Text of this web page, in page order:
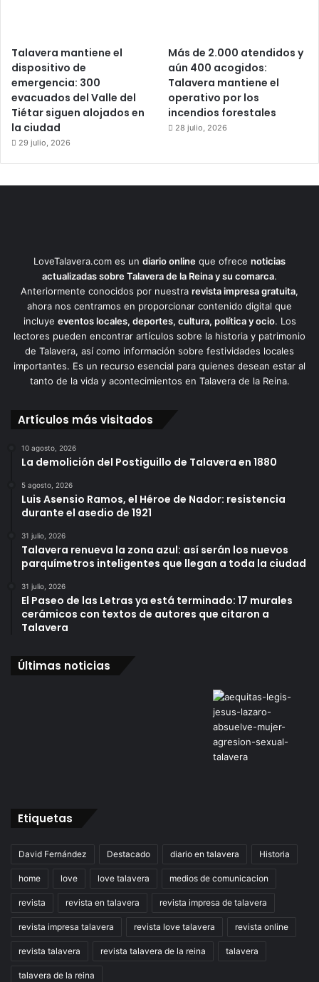
Talavera mantiene el
dispositivo de
emergencia: 300
evacuados del Valle del
Tiétar siguen alojados en
la ciudad
29 julio, 2026
Más de 2.000 atendidos y
aún 400 acogidos:
Talavera mantiene el
operativo por los
incendios forestales
28 julio, 2026
LoveTalavera.com es un diario online que ofrece noticias
actualizadas sobre Talavera de la Reina y su comarca.
Anteriormente conocidos por nuestra revista impresa gratuita,
ahora nos centramos en proporcionar contenido digital que
incluye eventos locales, deportes, cultura, política y ocio. Los
lectores pueden encontrar artículos sobre la historia y patrimonio
de Talavera, así como información sobre festividades locales
importantes. Es un recurso esencial para quienes desean estar al
tanto de la vida y acontecimientos en Talavera de la Reina.
Artículos más visitados
10 agosto, 2026
La demolición del Postiguillo de Talavera en 1880
5 agosto, 2026
Luis Asensio Ramos, el Héroe de Nador: resistencia
durante el asedio de 1921
31 julio, 2026
Talavera renueva la zona azul: así serán los nuevos
parquímetros inteligentes que llegan a toda la ciudad
31 julio, 2026
El Paseo de las Letras ya está terminado: 17 murales
cerámicos con textos de autores que citaron a
Talavera
Últimas noticias
Etiquetas
David Fernández Destacado diario en talavera Historia
home love love talavera medios de comunicacion
revista revista en talavera revista impresa de talavera
revista impresa talavera revista love talavera revista online
revista talavera revista talavera de la reina talavera
talavera de la reina